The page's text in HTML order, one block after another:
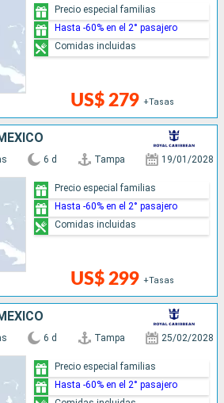
US$ 279 +Tasas
Precio especial familias
Hasta -60% en el 2° pasajero
Comidas incluidas
6 d Tampa 19/01/2028
US$ 299 +Tasas
Precio especial familias
Hasta -60% en el 2° pasajero
Comidas incluidas
6 d Tampa 25/02/2028
Precio especial familias
Hasta -60% en el 2° pasajero